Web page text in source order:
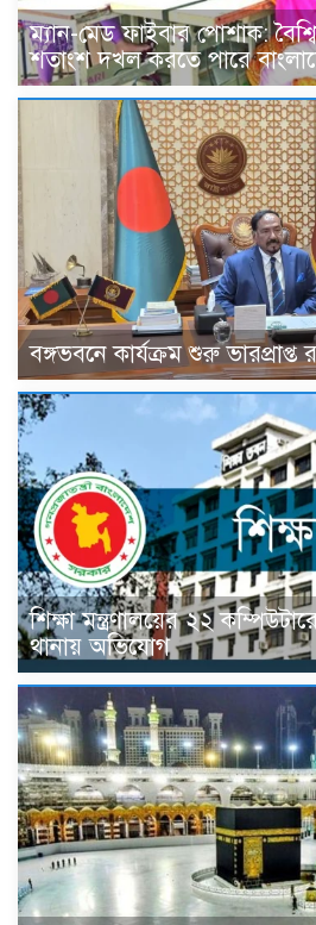
ম্যান-মেড ফাইবার পোশাক:
শতাংশ দখল করতে পারে
বঙ্গভবনে কার্যক্রম শুরু ভারপ্রাপ্ত
শিক্ষা মন্ত্রণালয়ের ২২
থানায় অভিযোগ